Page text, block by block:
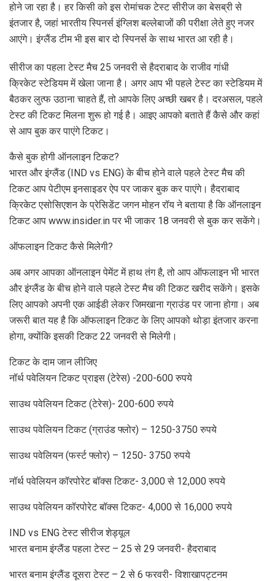
होने जा रहा है। हर किसी को इस रोमांचक टेस्ट सीरीज का बेसब्री से
इंतजार है, जहां भारतीय स्पिनर्स इंग्लिश बल्लेबाजों की परीक्षा लेते हुए नजर
आएंगे। इंग्लैंड टीम भी इस बार दो स्पिनर्स के साथ भारत आ रही है।
सीरीज का पहला टेस्ट मैच 25 जनवरी से हैदराबाद के राजीव गांधी
क्रिकेट स्टेडियम में खेला जाना है। अगर आप भी पहले टेस्ट का स्टेडियम में
बैठकर लुत्फ उठाना चाहते हैं, तो आपके लिए अच्छी खबर है। दरअसल, पहले
टेस्ट की टिकट मिलना शुरू हो गई है। आइए आपको बताते हैं कैसे और कहां
से आप बुक कर पाएंगे टिकट।
कैसे बुक होगी ऑनलाइन टिकट?
भारत और इंग्लैंड (IND vs ENG) के बीच होने वाले पहले टेस्ट मैच की
टिकट आप पेटीएम इनसाइडर ऐप पर जाकर बुक कर पाएंगे। हैदराबाद
क्रिकेट एसोसिएशन के प्रेसिडेंट जगन मोहन रॉय ने बताया है कि ऑनलाइन
टिकट आप www.insider.in पर भी जाकर 18 जनवरी से बुक कर सकेंगे।
ऑफलाइन टिकट कैसे मिलेगी?
अब अगर आपका ऑनलाइन पेमेंट में हाथ तंग है, तो आप ऑफलाइन भी भारत
और इंग्लैंड के बीच होने वाले पहले टेस्ट मैच की टिकट खरीद सकेंगे। इसके
लिए आपको अपनी एक आईडी लेकर जिमखाना ग्राउंड पर जाना होगा। अब
जरूरी बात यह है कि ऑफलाइन टिकट के लिए आपको थोड़ा इंतजार करना
होगा, क्योंकि इसकी टिकट 22 जनवरी से मिलेगी।
टिकट के दाम जान लीजिए
नॉर्थ पवेलियन टिकट प्राइस (टेरेस) -200-600 रुपये
साउथ पवेलियन टिकट (टेरेस)- 200-600 रुपये
साउथ पवेलियन टिकट (ग्राउंड फ्लोर) – 1250-3750 रुपये
साउथ पवेलियन (फर्स्ट फ्लोर) – 1250- 3750 रुपये
नॉर्थ पवेलियन कॉरपोरेट बॉक्स टिकट- 3,000 से 12,000 रुपये
साउथ पवेलियन कॉरपोरेट बॉक्स टिकट- 4,000 से 16,000 रुपये
IND vs ENG टेस्ट सीरीज शेड्यूल
भारत बनाम इंग्लैंड पहला टेस्ट – 25 से 29 जनवरी- हैदराबाद
भारत बनाम इंग्लैंड दूसरा टेस्ट – 2 से 6 फरवरी- विशाखापट्टनम